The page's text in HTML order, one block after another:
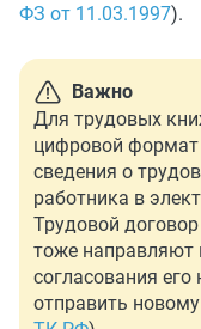
ФЗ от 11.03.1997).
Важно
Для трудовых
цифровой
сведения о
работника в
Трудовой
тоже направляют
согласования
отправить